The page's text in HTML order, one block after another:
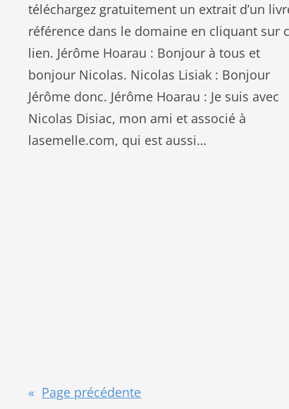
téléchargez gratuitement un extrait d’un
référence dans le domaine en cliquant sur
lien. Jérôme Hoarau : Bonjour à tous et
bonjour Nicolas. Nicolas Lisiak : Bonjour
Jérôme donc. Jérôme Hoarau : Je suis avec
Nicolas Disiac, mon ami et associé à
lasemelle.com, qui est aussi…
« Page précédente